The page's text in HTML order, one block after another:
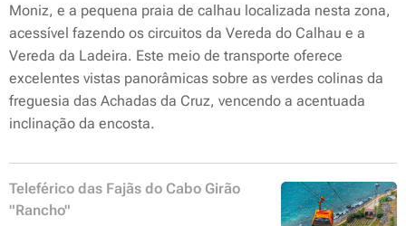
Moniz, e a pequena praia de calhau localizada nesta zona,
acessível fazendo os circuitos da Vereda do Calhau e a
Vereda da Ladeira. Este meio de transporte oferece
excelentes vistas panorâmicas sobre as verdes colinas da
freguesia das Achadas da Cruz, vencendo a acentuada
inclinação da encosta.
Teleférico das Fajãs do Cabo Girão
"Rancho"